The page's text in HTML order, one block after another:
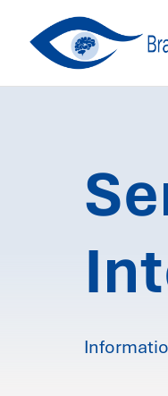
content